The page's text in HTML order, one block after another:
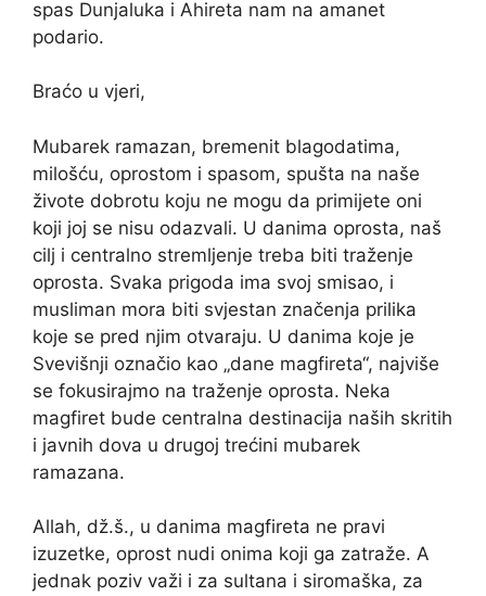
spas Dunjaluka i Ahireta nam na amanet
podario.
Braćo u vjeri,
Mubarek ramazan, bremenit blagodatima,
milošću, oprostom i spasom, spušta na naše
živote dobrotu koju ne mogu da primijete oni
koji joj se nisu odazvali. U danima oprosta, naš
cilj i centralno stremljenje treba biti traženje
oprosta. Svaka prigoda ima svoj smisao, i
musliman mora biti svjestan značenja prilika
koje se pred njim otvaraju. U danima koje je
Svevišnji označio kao „dane magfireta“, najviše
se fokusirajmo na traženje oprosta. Neka
magfiret bude centralna destinacija naših skritih
i javnih dova u drugoj trećini mubarek
ramazana.
Allah, dž.š., u danima magfireta ne pravi
izuzetke, oprost nudi onima koji ga zatraže. A
jednak poziv važi i za sultana i siromaška, za